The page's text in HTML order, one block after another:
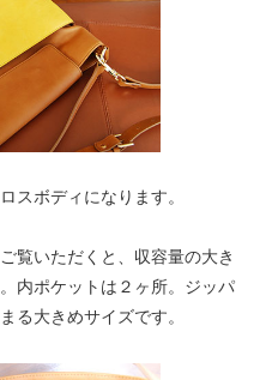
スボディになります。
覧いただくと、収容量の大き
内ポケットは２ヶ所。ジッパ
る大きめサイズです。